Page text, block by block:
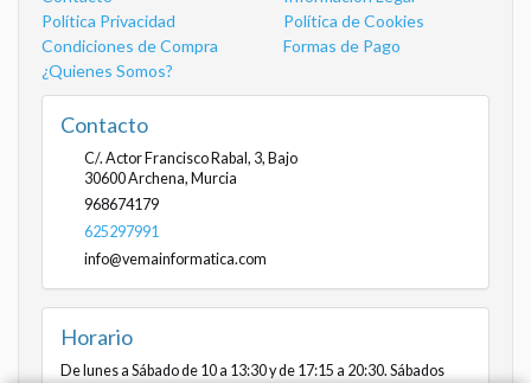
Política Privacidad
Política de Cookies
Condiciones de Compra
Formas de Pago
¿Quienes Somos?
Contacto
C/. Actor Francisco Rabal, 3, Bajo
30600Archena, Murcia
968674179
625297991
info@vemainformatica.com
Horario
De lunes a Sábado de 10 a 13:30 y de 17:15 a 20:30. Sábados